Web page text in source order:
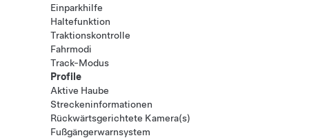
Einparkhilfe
Haltefunktion
Traktionskontrolle
Fahrmodi
Track-Modus
Profile
Aktive Haube
Streckeninformationen
Rückwärtsgerichtete Kamera(s)
Fußgängerwarnsystem